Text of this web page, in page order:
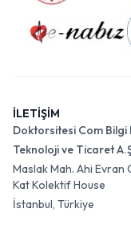
İLETİŞİM
Doktorsitesi Com Bilgi
Teknoloji ve Ticaret
Maslak Mah. Ahi Evran
Kat Kolektif House
İstanbul, Türkiye